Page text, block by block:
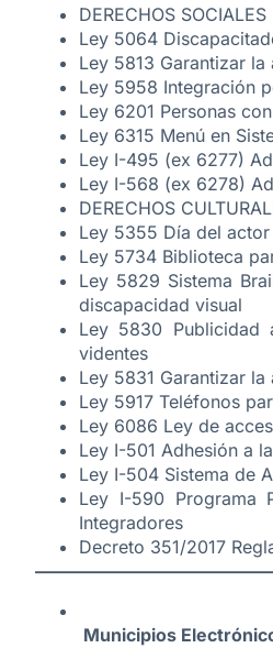
DERECHOS SOCIALES
Ley 5064
Ley 5813 Garantizar
Ley 5958 Integración
Ley 6201 Personas
Ley 6315 Menú en
Ley I-495 (ex 6277)
Ley I-568 (ex 6278)
DERECHOS
Ley 5355 Día del
Ley 5734 Biblioteca
Ley 5829 Sistema
discapacidad visual
Ley 5830 Publicidad
videntes
Ley 5831 Garantizar
Ley 5917 Teléfonos
Ley 6086 Ley de
Ley I-501 Adhesión a
Ley I-504 Sistema de
Ley I-590 Programa
Integradores
Decreto 351/2017
Municipios